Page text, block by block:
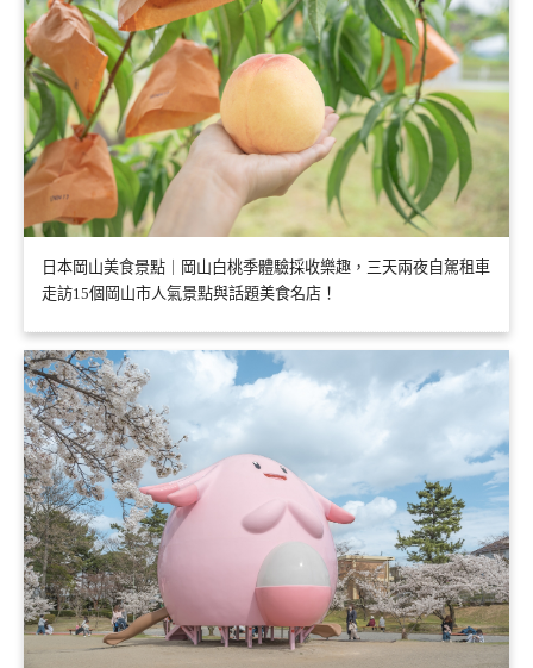
日本岡山美食景點｜岡山白桃季體驗採收樂趣，三天兩夜自駕租車
走訪15個岡山市人氣景點與話題美食名店！